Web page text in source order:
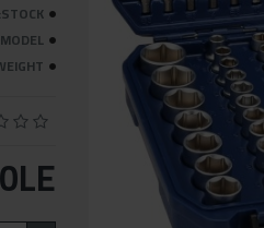
STOCK:
MODEL: